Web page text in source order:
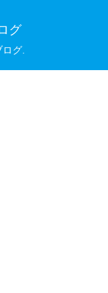
グ
グ.